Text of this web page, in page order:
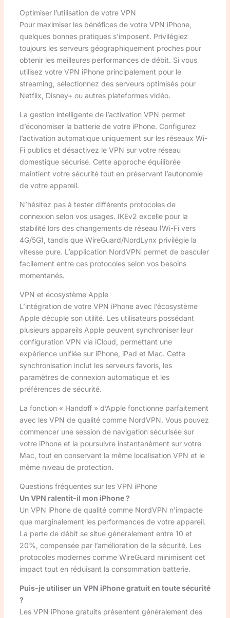
Optimiser l’utilisation de votre VPN
Pour maximiser les bénéfices de votre VPN iPhone,
quelques bonnes pratiques s’imposent. Privilégiez
toujours les serveurs géographiquement proches pour
obtenir les meilleures performances de débit. Si vous
utilisez votre VPN iPhone principalement pour le
streaming, sélectionnez des serveurs optimisés pour
Netflix, Disney+ ou autres plateformes vidéo.
La gestion intelligente de l’activation VPN permet
d’économiser la batterie de votre iPhone. Configurez
l’activation automatique uniquement sur les réseaux Wi-
Fi publics et désactivez le VPN sur votre réseau
domestique sécurisé. Cette approche équilibrée
maintient votre sécurité tout en préservant l’autonomie
de votre appareil.
N’hésitez pas à tester différents protocoles de
connexion selon vos usages. IKEv2 excelle pour la
stabilité lors des changements de réseau (Wi-Fi vers
4G/5G), tandis que WireGuard/NordLynx privilégie la
vitesse pure. L’application NordVPN permet de basculer
facilement entre ces protocoles selon vos besoins
momentanés.
VPN et écosystème Apple
L’intégration de votre VPN iPhone avec l’écosystème
Apple décuple son utilité. Les utilisateurs possédant
plusieurs appareils Apple peuvent synchroniser leur
configuration VPN via iCloud, permettant une
expérience unifiée sur iPhone, iPad et Mac. Cette
synchronisation inclut les serveurs favoris, les
paramètres de connexion automatique et les
préférences de sécurité.
La fonction « Handoff » d’Apple fonctionne parfaitement
avec les VPN de qualité comme NordVPN. Vous pouvez
commencer une session de navigation sécurisée sur
votre iPhone et la poursuivre instantanément sur votre
Mac, tout en conservant la même localisation VPN et le
même niveau de protection.
Questions fréquentes sur les VPN iPhone
Un VPN ralentit-il mon iPhone ?
Un VPN iPhone de qualité comme NordVPN n’impacte
que marginalement les performances de votre appareil.
La perte de débit se situe généralement entre 10 et
20%, compensée par l’amélioration de la sécurité. Les
protocoles modernes comme WireGuard minimisent cet
impact tout en réduisant la consommation batterie.
Puis-je utiliser un VPN iPhone gratuit en toute sécurité
?
Les VPN iPhone gratuits présentent généralement des